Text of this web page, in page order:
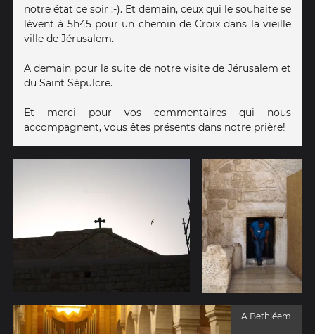
notre état ce soir :-). Et demain, ceux qui le souhaite se
lèvent à 5h45 pour un chemin de Croix dans la vieille
ville de Jérusalem.
A demain pour la suite de notre visite de Jérusalem et
du Saint Sépulcre.
Et merci pour vos commentaires qui nous
accompagnent, vous êtes présents dans notre prière!
A Bethléem